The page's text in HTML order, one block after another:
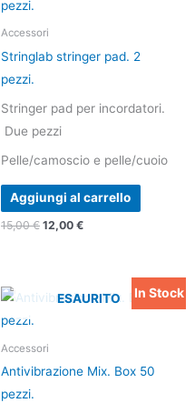
Accessori
Stringlab stringer pad. 2
pezzi.
Stringer pad per incordatori.
Due pezzi
Pelle/camoscio e pelle/cuoio
Aggiungi al carrello
15,00€
15,00 €.
12,00 €
In Stock
ESAURITO
Accessori
Antivibrazione Mix. Box 50
pezzi.
Il
prezzo
30,00 €.
Il
prezzo